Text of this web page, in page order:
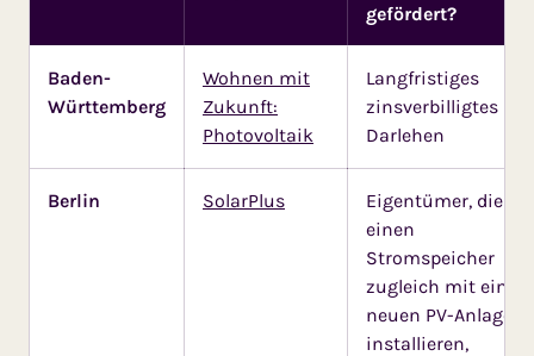
gefördert?
Baden-
Württemberg
Wohnen mit
Zukunft:
Photovoltaik
Langfristiges
zinsverbilligtes
Darlehen
Berlin SolarPlus
Eigentümer, die
einen
Stromspeicher
zugleich mit einer
neuen PV-Anlage
installieren,